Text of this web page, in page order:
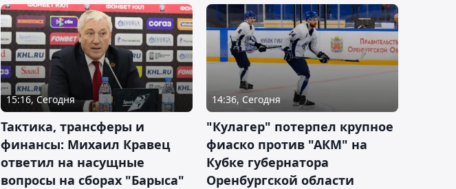
15:16, Сегодня
Тактика, трансферы и
финансы: Михаил Кравец
ответил на насущные
вопросы на сборах "Барыса"
14:36, Сегодня
"Кулагер" потерпел крупное
фиаско против "АКМ" на
Кубке губернатора
Оренбургской области